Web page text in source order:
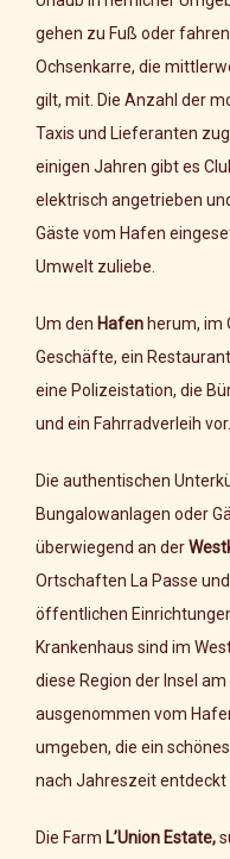
gehen zu Fuß oder
Ochsenkarre, die
gilt, mit. Die Anzahl der
Taxis und Lieferanten
einigen Jahren gibt es
elektrisch angetrieben
Gäste vom Hafen
Umwelt zuliebe.
Um den Hafen herum, im
Geschäfte, ein
eine Polizeistation, die
und ein Fahrradverleih vor.
Die authentischen
Bungalowanlagen oder
überwiegend an der
Ortschaften La Passe
öffentlichen
Krankenhaus sind im
diese Region der Insel
ausgenommen vom
umgeben, die ein
nach Jahreszeit entdeckt
Die Farm L’Union Estate,